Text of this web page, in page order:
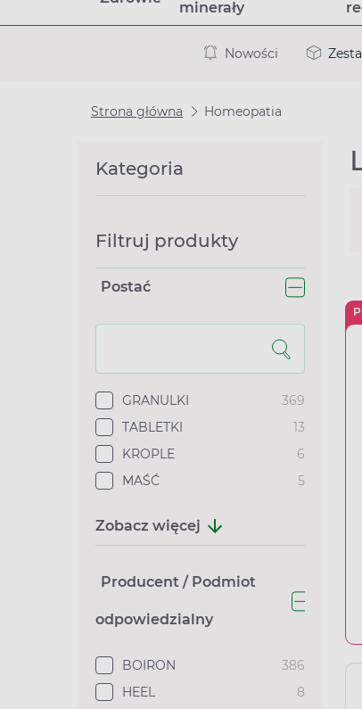
minerały
Nowości
Strona główna Homeopatia
Kategoria
Filtruj produkty
Postać
GRANULKI
369
TABLETKI
13
KROPLE
6
MAŚĆ
5
Zobacz więcej
Producent / Podmiot
odpowiedzialny
BOIRON
386
HEEL
8